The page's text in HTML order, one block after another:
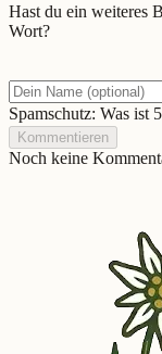
Hast du ein weiteres
Wort?
Spamschutz: Was ist 5
Kommentieren
Noch keine